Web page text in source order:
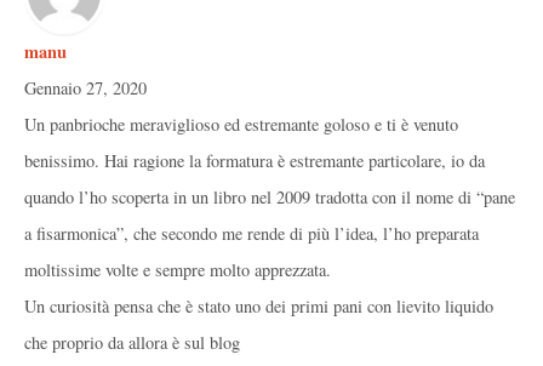
manu
Gennaio 27, 2020
Un panbrioche meraviglioso ed estremante goloso e ti è venuto
benissimo. Hai ragione la formatura è estremante particolare, io da
quando l’ho scoperta in un libro nel 2009 tradotta con il nome di “pane
a fisarmonica”, che secondo me rende di più l’idea, l’ho preparata
moltissime volte e sempre molto apprezzata.
Un curiosità pensa che è stato uno dei primi pani con lievito liquido
che proprio da allora è sul blog